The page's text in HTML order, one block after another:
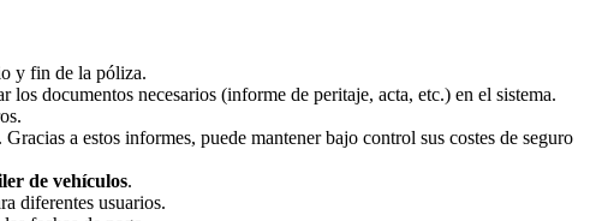
y fin de la póliza.
los documentos necesarios (informe de peritaje, acta, etc.) en el sistema.
a estos informes, puede mantener bajo control sus costes de seguro
de vehículos.
diferentes usuarios.